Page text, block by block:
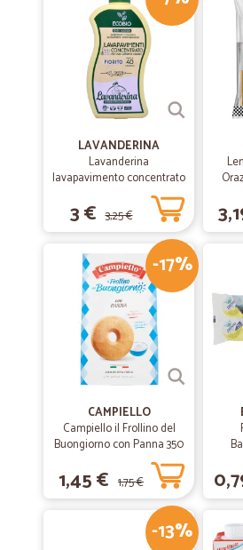
Mi ha stupito.Ho scoperto Cicalia per caso
fatto un ordine abbastanza importante,
freschi come frutta e carne. Sono rimasta
spedizione è stata velocissima. In due giorni
pacchi erano integri e altrettanto il loro
all'azienda per l'ottimo servizio. Continuate
LAVANDERINA
Lavanderina
lavapavimento concentrato
3 € 3,25 €
-17%
CAMPIELLO
Campiello il Frollino del
Buongiorno con Panna 350
1,45 € 1,75 €
-13%